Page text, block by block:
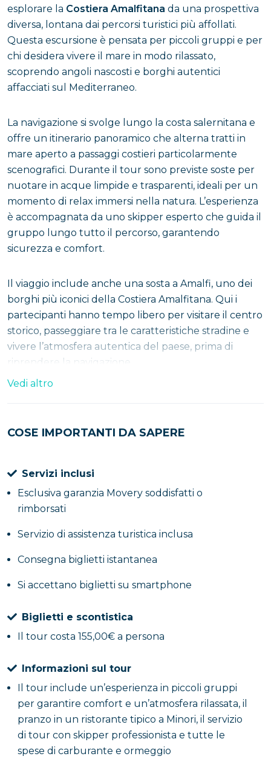
esplorare la Costiera Amalfitana da una prospettiva
diversa, lontana dai percorsi turistici più affollati.
Questa escursione è pensata per piccoli gruppi e per
chi desidera vivere il mare in modo rilassato,
scoprendo angoli nascosti e borghi autentici
affacciati sul Mediterraneo.
La navigazione si svolge lungo la costa salernitana e
offre un itinerario panoramico che alterna tratti in
mare aperto a passaggi costieri particolarmente
scenografici. Durante il tour sono previste soste per
nuotare in acque limpide e trasparenti, ideali per un
momento di relax immersi nella natura. L’esperienza
è accompagnata da uno skipper esperto che guida il
gruppo lungo tutto il percorso, garantendo
sicurezza e comfort.
Il viaggio include anche una sosta a Amalfi, uno dei
borghi più iconici della Costiera Amalfitana. Qui i
partecipanti hanno tempo libero per visitare il centro
storico, passeggiare tra le caratteristiche stradine e
vivere l’atmosfera autentica del paese, prima di
riprendere la navigazione.
proprio per la sua autenticità. Qui l’esperienza si
dove è possibile gustare piatti della tradizione locale
preparati con ingredienti del territorio. Questa pausa
gastronomica rappresenta uno dei momenti più
culinaria.
verso Salerno, con una navigazione che regala
La luce del pomeriggio valorizza i colori del
paesaggio, offrendo un finale suggestivo e rilassante
Questo tour in barca è ideale per chi cerca
un’esperienza autentica in Costiera Amalfitana,
grazie alla formula per piccoli gruppi che garantisce
un’atmosfera intima e conviviale. È perfetto per
coppie, amici o viaggiatori che desiderano scoprire il
Vedi altro
COSE IMPORTANTI DA SAPERE
Servizi inclusi
Esclusiva garanzia Movery soddisfatti o
rimborsati
Servizio di assistenza turistica inclusa
Consegna biglietti istantanea
Si accettano biglietti su smartphone
Biglietti e scontistica
Il tour costa 155,00€ a persona
Informazioni sul tour
Il tour include un’esperienza in piccoli gruppi
per garantire comfort e un’atmosfera rilassata, il
pranzo in un ristorante tipico a Minori, il servizio
di tour con skipper professionista e tutte le
spese di carburante e ormeggio